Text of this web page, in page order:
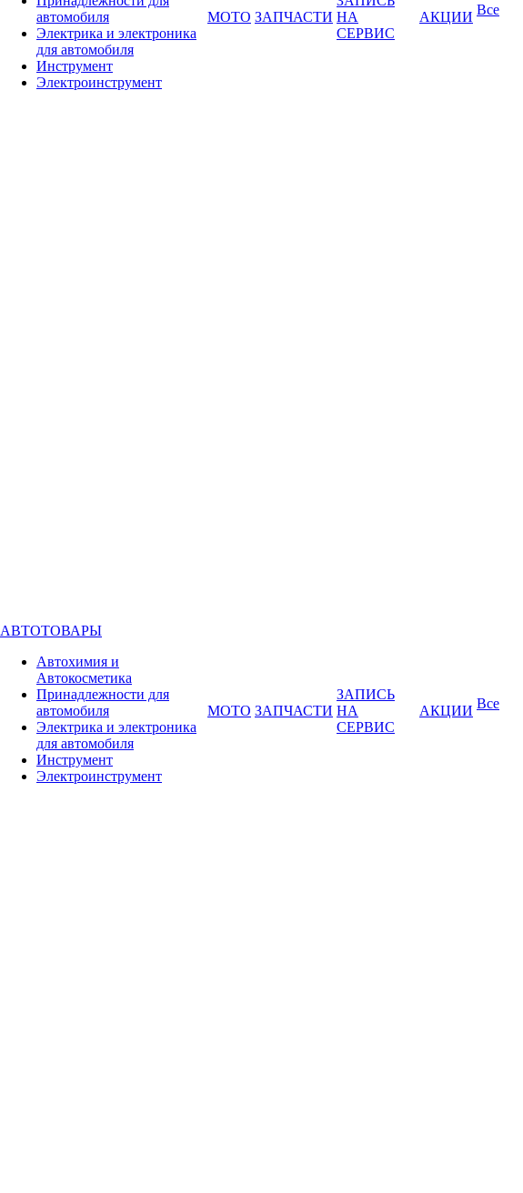
автомобиля
Электрика и электроника
для автомобиля
Инструмент
Электроинструмент
МОТО ЗАПЧАСТИ НА
СЕРВИС
АКЦИИ Все
АВТОТОВАРЫ
Автохимия и
Автокосметика
Принадлежности для
автомобиля
Электрика и электроника
для автомобиля
Инструмент
Электроинструмент
МОТО ЗАПЧАСТИ
ЗАПИСЬ
НА
СЕРВИС
АКЦИИ Все